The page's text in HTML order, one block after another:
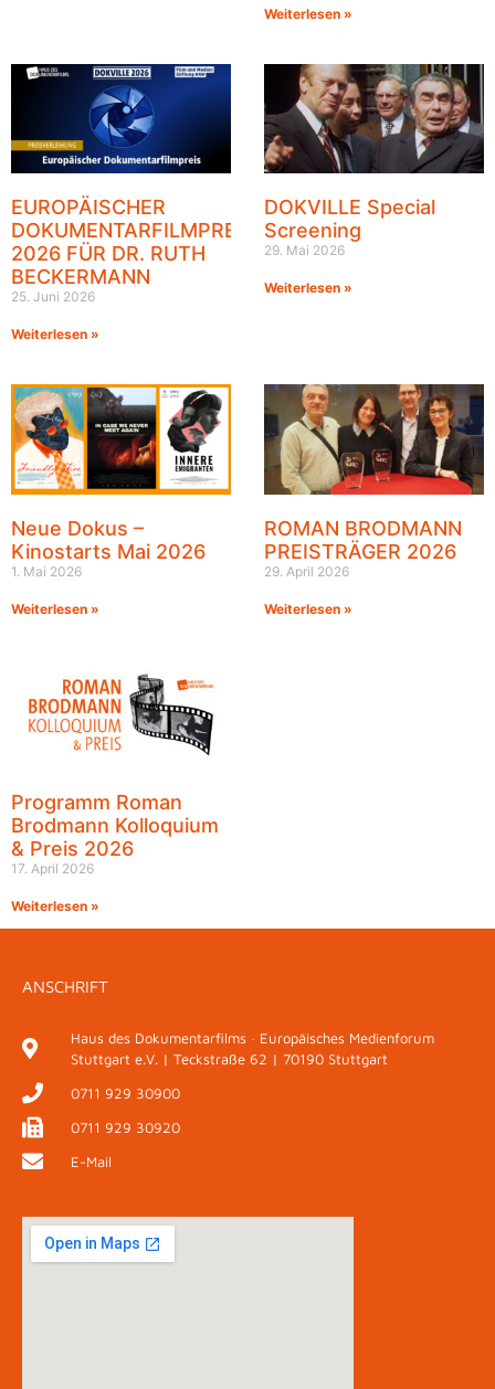
Weiterlesen »
EUROPÄISCHER
DOKUMENTARFILMPREIS
2026 FÜR DR. RUTH
BECKERMANN
25. Juni 2026
Weiterlesen »
DOKVILLE Special
Screening
29. Mai 2026
Weiterlesen »
Neue Dokus –
Kinostarts Mai 2026
1. Mai 2026
Weiterlesen »
ROMAN BRODMANN
PREISTRÄGER 2026
29. April 2026
Weiterlesen »
Programm Roman
Brodmann Kolloquium
& Preis 2026
17. April 2026
Weiterlesen »
ANSCHRIFT
Haus des Dokumentarfilms · Europäisches Medienforum
Stuttgart e.V. | Teckstraße 62 | 70190 Stuttgart
0711 929 30900
0711 929 30920
E-Mail